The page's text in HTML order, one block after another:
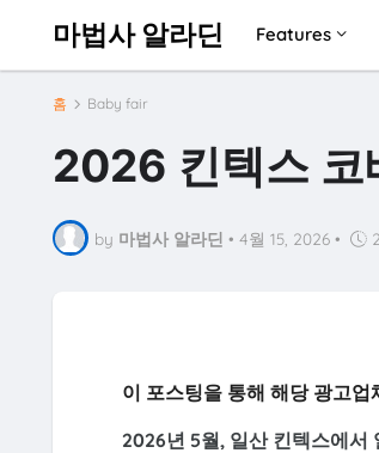
마법사 알라딘 Features
홈 Baby fair
2026 킨텍스 코
by 마법사 알라딘 • 4월 15, 2026 •
이 포스팅을 통해 해당 광고
2026년 5월, 일산 킨텍스에서